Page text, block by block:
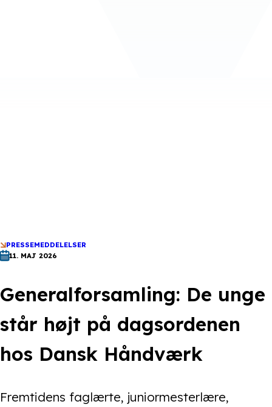
PRESSEMEDDELELSER
11. MAJ 2026
Generalforsamling: De unge
står højt på dagsordenen
hos Dansk Håndværk
Fremtidens faglærte, juniormesterlære,